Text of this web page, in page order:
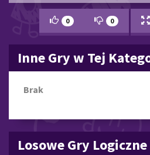
0 0
Inne Gry w Tej
Brak
Losowe Gry Logiczne